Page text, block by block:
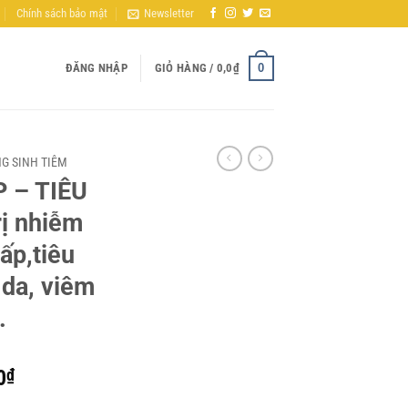
Chính sách bảo mật Newsletter
ĐĂNG NHẬP GIỎ HÀNG / 0,0₫ 0
SINH TIÊM
– TIÊU
nhiễm
viêm
₫Khoảng